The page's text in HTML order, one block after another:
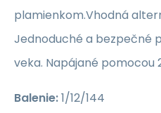
plamienkom.Vhodná
Jednoduché a bezpečné
veka. Napájané pomocou
Balenie:1/12/144